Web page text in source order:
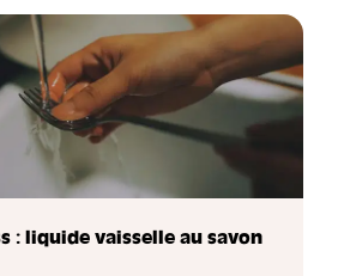
: liquide vaisselle au savon